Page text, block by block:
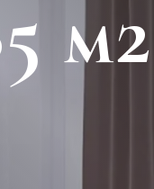
м2